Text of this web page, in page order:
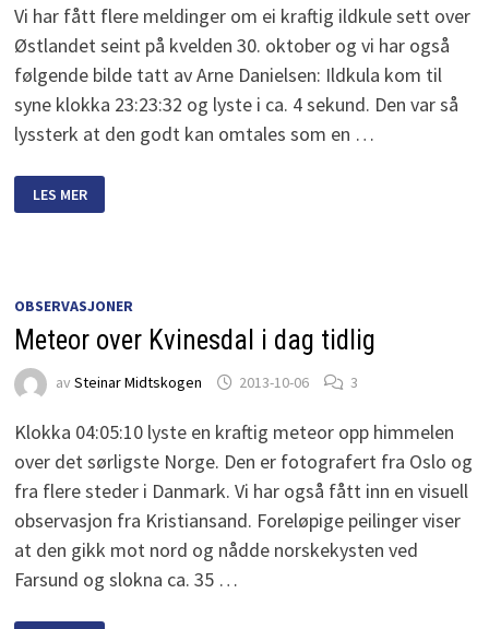
Vi har fått flere meldinger om ei kraftig ildkule sett over
Østlandet seint på kvelden 30. oktober og vi har også
følgende bilde tatt av Arne Danielsen: Ildkula kom til
syne klokka 23:23:32 og lyste i ca. 4 sekund. Den var så
lyssterk at den godt kan omtales som en …
OVER
ØSTLANDET
LES MER
OBSERVASJONER
Meteor over Kvinesdal i dag tidlig
av Steinar Midtskogen 2013-10-06 3
Klokka 04:05:10 lyste en kraftig meteor opp himmelen
over det sørligste Norge. Den er fotografert fra Oslo og
fra flere steder i Danmark. Vi har også fått inn en visuell
observasjon fra Kristiansand. Foreløpige peilinger viser
at den gikk mot nord og nådde norskekysten ved
Farsund og slokna ca. 35 …